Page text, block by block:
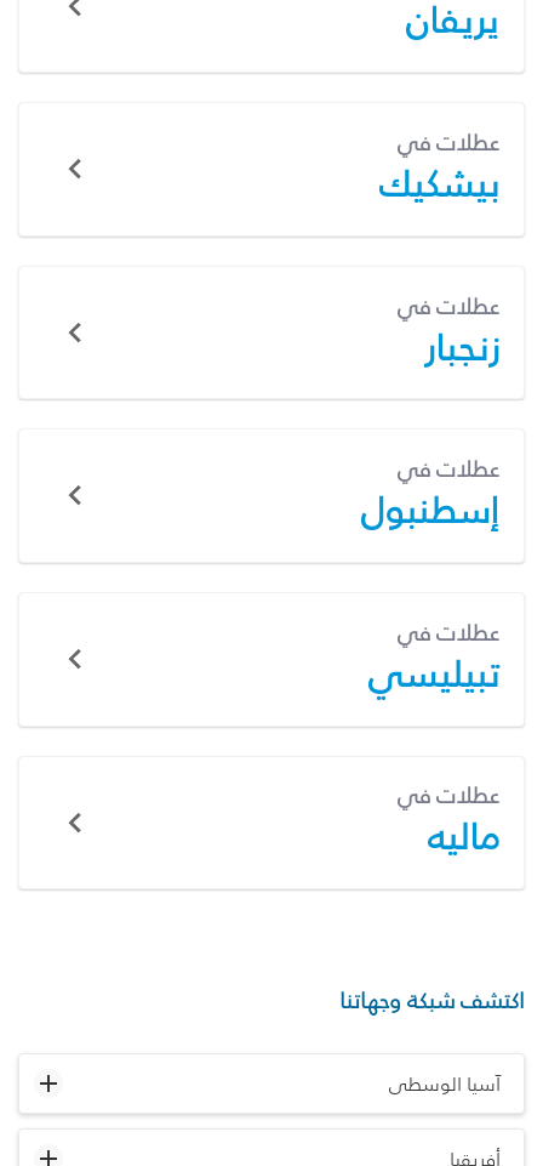
يريفان
عطلات في
بيشكيك
عطلات في
زنجبار
عطلات في
إسطنبول
عطلات في
تبيليسي
عطلات في
ماليه
اكتشف شبكة وجهاتنا
آسيا الوسطى
أفريقيا